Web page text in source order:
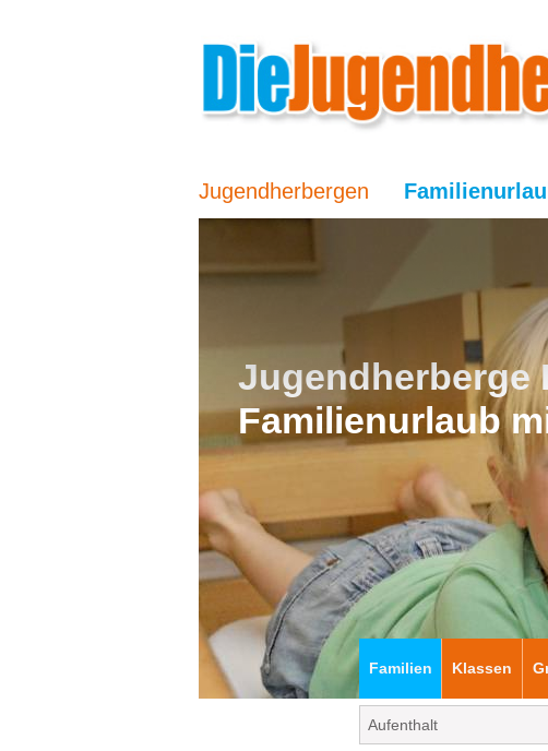
Jugendherbergen
Jugendherberge
Familienurlaub
Familien Klassen